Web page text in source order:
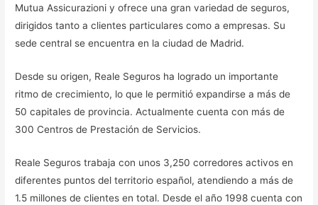
Mutua Assicurazioni y ofrece una gran variedad de seguros,
dirigidos tanto a clientes particulares como a empresas. Su
sede central se encuentra en la ciudad de Madrid.
Desde su origen, Reale Seguros ha logrado un importante
ritmo de crecimiento, lo que le permitió expandirse a más de
50 capitales de provincia. Actualmente cuenta con más de
300 Centros de Prestación de Servicios.
Reale Seguros trabaja con unos 3,250 corredores activos en
diferentes puntos del territorio español, atendiendo a más de
1.5 millones de clientes en total. Desde el año 1998 cuenta con